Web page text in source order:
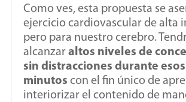
Como ves, esta propuesta se
ejercicio cardiovascular de alta
pero para nuestro cerebro.
alcanzar altos niveles de
sin distracciones durante
minutos con el fin único de
interiorizar el contenido de